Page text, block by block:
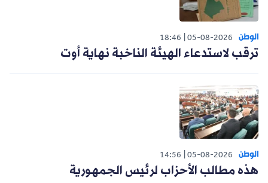
الوطن 05-08-2026
18:46
ترقب لاستدعاء الهيئة الناخبة نهاية أوت
الوطن 05-08-2026
14:56
هذه مطالب الأحزاب لرئيس الجمهورية